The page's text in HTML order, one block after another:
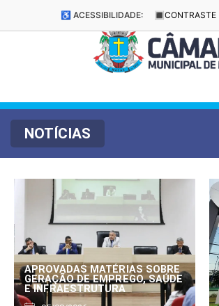
♿ ACESSIBILIDADE: 🔳 CONTRASTE
NOTÍCIAS
APROVADAS MATÉRIAS SOBRE
GERAÇÃO DE EMPREGO, SAÚDE
E INFRAESTRUTURA